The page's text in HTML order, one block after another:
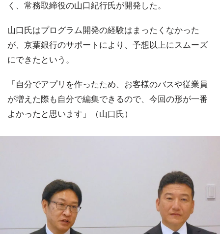
く、常務取締役の山口紀行氏が開発した。
山口氏はプログラム開発の経験はまったくなかった
が、京葉銀行のサポートにより、予想以上にスムーズ
にできたという。
「自分でアプリを作ったため、お客様のバスや従業員
が増えた際も自分で編集できるので、今回の形が一番
よかったと思います」（山口氏）